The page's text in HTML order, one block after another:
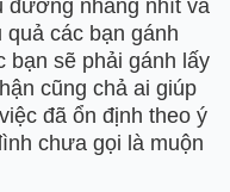
đương nhăng nhít và
các bạn gánh
bạn sẽ phải gánh lấy
cũng chả ai giúp
đã ổn định theo ý
chưa gọi là muộn